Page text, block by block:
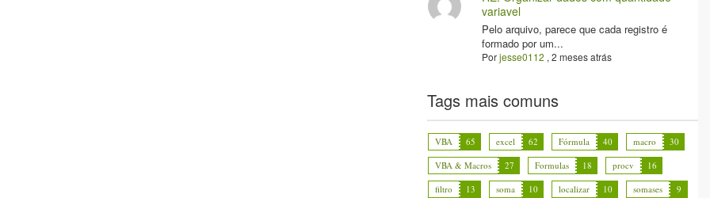
variavel
Pelo arquivo, parece que cada registro é
formado por um...
Porjesse0112 ,2 meses atrás
Tags mais comuns
VBA 65 excel 62 Fórmula 40 macro
30
VBA & Macros
27 Formulas 18 procv
16
filtro
13 soma 10 localizar 10 somases 9